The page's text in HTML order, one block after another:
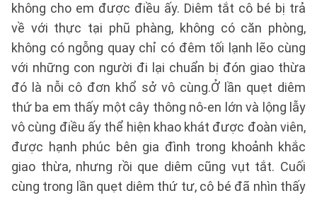
không cho em được điều ấy. Diêm tắt cô bé bị trả
về với thực tại phũ phàng, không có căn phòng,
không có ngỗng quay chỉ có đêm tối lạnh lẽo cùng
với những con người đi lại chuẩn bị đón giao thừa
đó là nỗi cô đơn khổ sở vô cùng.Ở lần quẹt diêm
thứ ba em thấy một cây thông nô-en lớn và lộng lẫy
vô cùng điều ấy thể hiện khao khát được đoàn viên,
được hạnh phúc bên gia đình trong khoảnh khắc
giao thừa, nhưng rồi que diêm cũng vụt tắt. Cuối
cùng trong lần quẹt diêm thứ tư, cô bé đã nhìn thấy